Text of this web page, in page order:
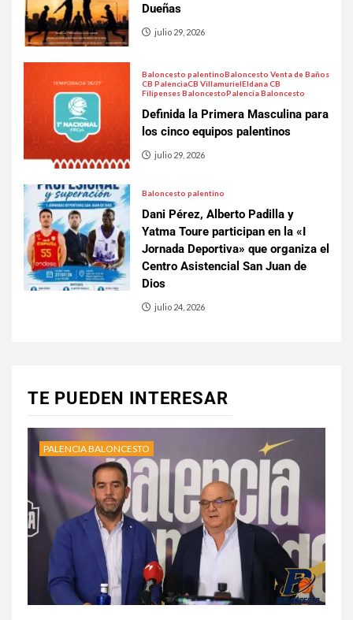
Dueñas
julio 29, 2026
Baloncesto palentinoBaloncesto Venta de Baños
CB PalenciaCB VillamurielEldana CB
Filipenses BaloncestoPalencia Baloncesto
Definida la Primera Masculina para
los cinco equipos palentinos
julio 29, 2026
Baloncesto palentino
Dani Pérez, Alberto Padilla y
Yatma Toure participan en la «I
Jornada Deportiva» que organiza el
Centro Asistencial San Juan de
Dios
julio 24, 2026
TE PUEDEN INTERESAR
PALENCIA BALONCESTO